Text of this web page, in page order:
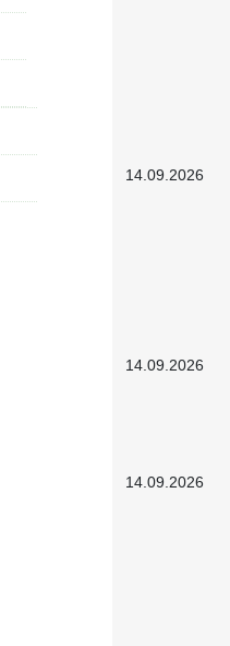
14.09.2026
14.09.2026
14.09.2026